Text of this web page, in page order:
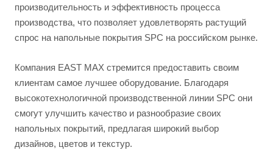
производительность и эффективность процесса
производства, что позволяет удовлетворять растущий
спрос на напольные покрытия SPC на российском рынке.
Компания EAST MAX стремится предоставить своим
клиентам самое лучшее оборудование. Благодаря
высокотехнологичной производственной линии SPC они
смогут улучшить качество и разнообразие своих
напольных покрытий, предлагая широкий выбор
дизайнов, цветов и текстур.